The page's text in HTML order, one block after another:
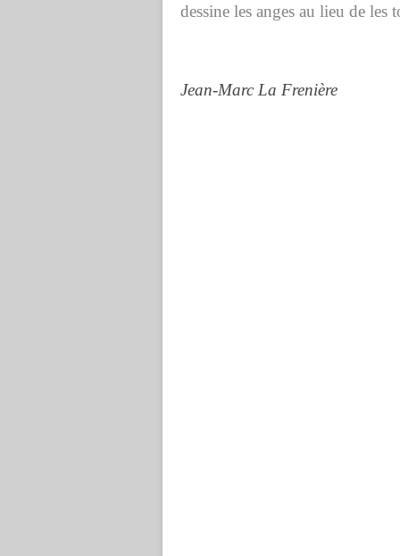
dessine les anges au lieu de les
Jean-Marc La Frenière